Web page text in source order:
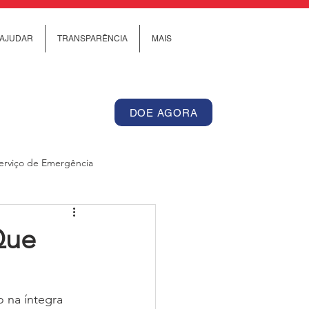
TRANSPARÊNCIA MAIS
DOE AGORA
de Emergência
Internacional
na íntegra